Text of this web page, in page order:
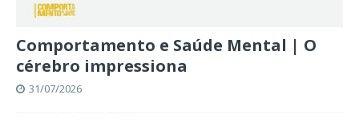
Comportamento e Saúde Mental | O
cérebro impressiona
31/07/2026